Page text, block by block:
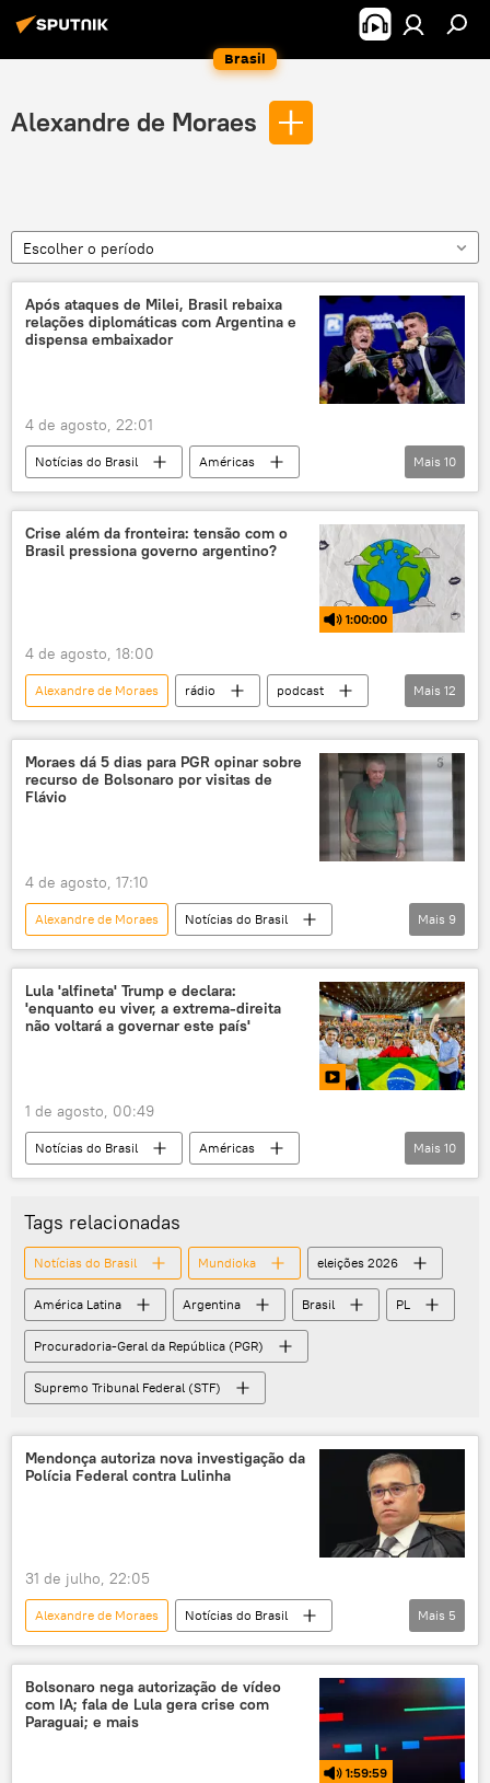
Brasil
Alexandre de Moraes
Escolher o período
Após ataques de Milei, Brasil rebaixa
relações diplomáticas com Argentina e
dispensa embaixador
4 de agosto, 22:01
Notícias do Brasil
Américas
Javier Milei
Flávio Bolsonaro
Luiz Inácio Lula da Silva
Brasília
Brasil
Argentina
Mais 10
Crise além da fronteira: tensão com o
Brasil pressiona governo argentino?
1:00:00
4 de agosto, 18:00
Alexandre de Moraes rádio
podcast
Brasil
Mundioka
geopolítica
Argentina
relações bilaterais
diplomacia
América Latina
política
Mais 12
Moraes dá 5 dias para PGR opinar sobre
recurso de Bolsonaro por visitas de
Flávio
4 de agosto, 17:10
Alexandre de Moraes
Notícias do Brasil
Jair Bolsonaro
Flávio Bolsonaro
Procuradoria-Geral da República (PGR)
Supremo Tribunal Federal (STF)
eleições
Mais 9
Lula 'alfineta' Trump e declara:
'enquanto eu viver, a extrema-direita
não voltará a governar este país'
1 de agosto, 00:49
Notícias do Brasil
Américas
Donald Trump
Javier Milei
Luiz Inácio Lula da Silva
Ceará
Argentina
Partido dos Trabalhadores (PT)
PT
Supremo Tribunal Federal (STF)
política
Mais 10
Tags relacionadas
Notícias do Brasil Mundioka eleições 2026
América Latina Argentina Brasil PL
Procuradoria-Geral da República (PGR)
Supremo Tribunal Federal (STF)
Mendonça autoriza nova investigação da
Polícia Federal contra Lulinha
31 de julho, 22:05
Alexandre de Moraes
Notícias do Brasil
André Mendonça
Brasil
Polícia Federal (PF)
Supremo Tribunal Federal (STF)
Mais 5
Bolsonaro nega autorização de vídeo
com IA; fala de Lula gera crise com
Paraguai; e mais
1:59:59